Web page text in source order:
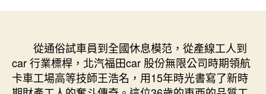
期
模
范
王
浩
從通俗試車員到全國休息模范，從產線工人到
car 行業標桿，北汽福田car 股份無限公司時期領航
卡車工場高等技師王浩名，用15年時光書寫了新時